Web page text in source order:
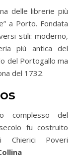
delle librerie più
a Porto. Fondata
stili: moderno,
più antica del
del Portogallo ma
del 1732.
complesso del
fu costruito
Poveri